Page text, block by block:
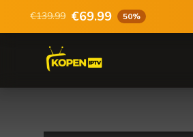
€139.99 €69.99 50%